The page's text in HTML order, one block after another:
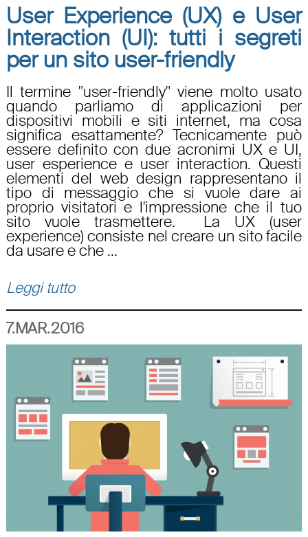
User Experience (UX) e User
Interaction (UI): tutti i segreti
per un sito user-friendly
Il termine "user-friendly" viene molto usato
quando parliamo di applicazioni per
dispositivi mobili e siti internet, ma cosa
significa esattamente? Tecnicamente può
essere definito con due acronimi UX e UI,
user esperience e user interaction. Questi
elementi del web design rappresentano il
tipo di messaggio che si vuole dare ai
proprio visitatori e l'impressione che il tuo
sito vuole trasmettere. La UX (user
experience) consiste nel creare un sito facile
da usare e che ...
Leggi tutto
7.MAR.2016